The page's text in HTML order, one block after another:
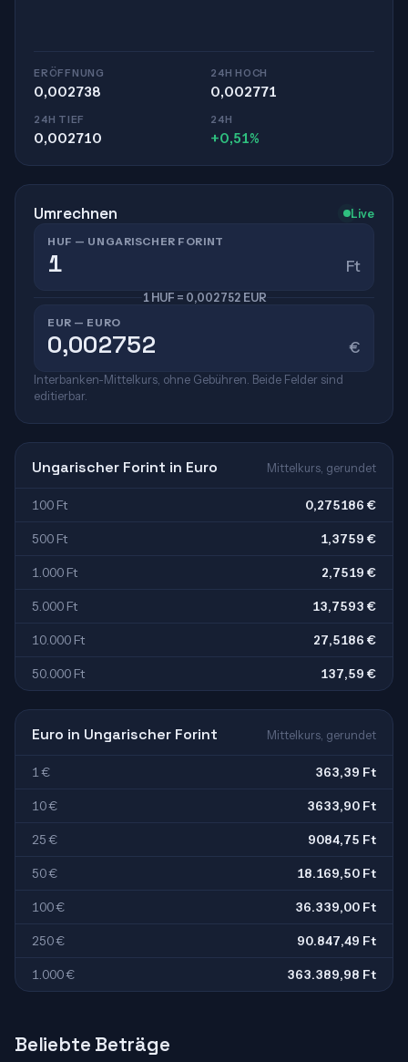
ERÖFFNUNG
0,002738
24H HOCH
0,002771
24H TIEF
0,002710
24H
+0,51%
Umrechnen Live
HUF — UNGARISCHER FORINT
Ft
1 HUF = 0,002752 EUR
EUR — EURO
€
Interbanken-Mittelkurs, ohne Gebühren. Beide Felder sind
editierbar.
Ungarischer Forint in Euro Mittelkurs, gerundet
100 Ft 0,275186 €
500 Ft 1,3759 €
1.000 Ft 2,7519 €
5.000 Ft 13,7593 €
10.000 Ft 27,5186 €
50.000 Ft 137,59 €
Euro in Ungarischer Forint Mittelkurs, gerundet
1 € 363,39 Ft
10 € 3633,90 Ft
25 € 9084,75 Ft
50 € 18.169,50 Ft
100 € 36.339,00 Ft
250 € 90.847,49 Ft
1.000 € 363.389,98 Ft
Beliebte Beträge